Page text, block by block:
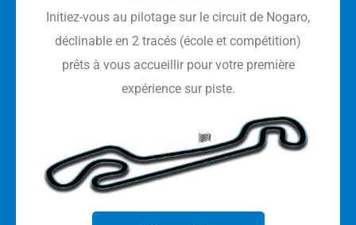
Initiez-vous au pilotage sur le circuit de Nogaro,
déclinable en 2 tracés (école et compétition)
prêts à vous accueillir pour votre première
expérience sur piste.